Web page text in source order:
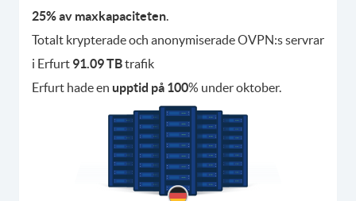
25% av maxkapaciteten.
Totalt krypterade och anonymiserade OVPN:s servrar
i Erfurt 91.09 TBtrafik
Erfurt hade en upptid på 100% under oktober.